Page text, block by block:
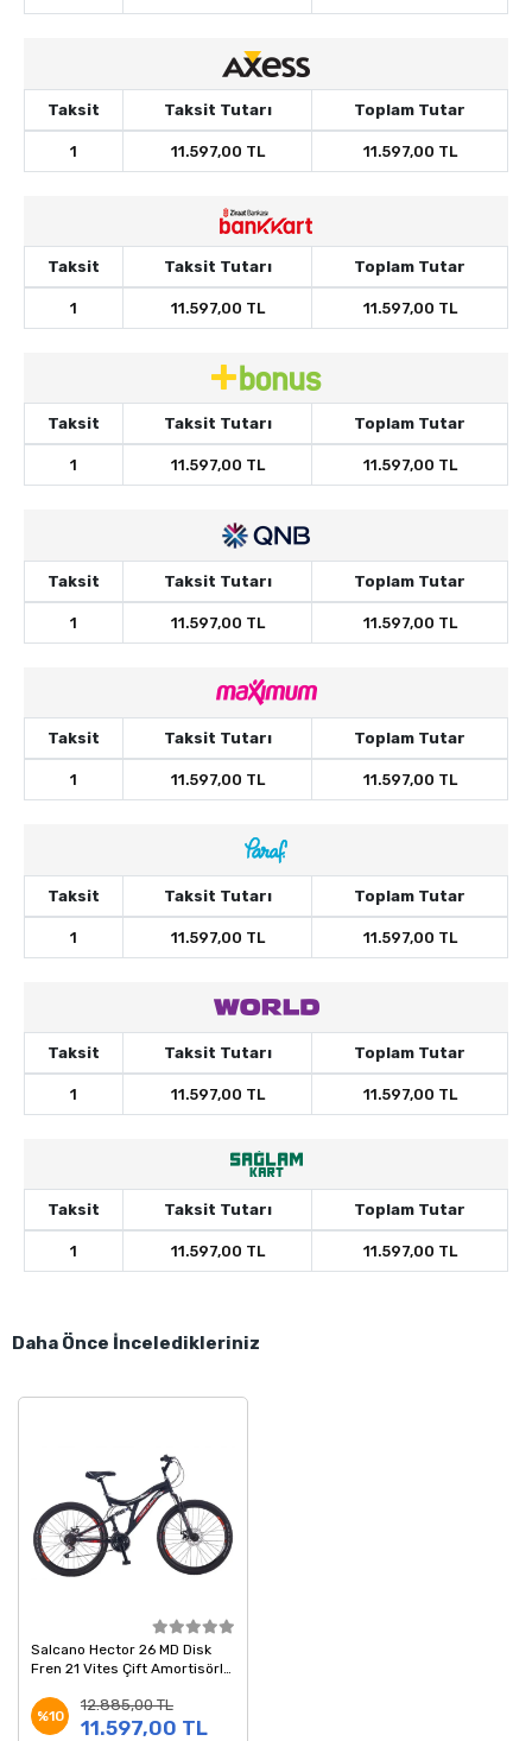
Taksit Taksit Tutarı Toplam Tutar
1 11.597,00 TL 11.597,00 TL
Taksit Taksit Tutarı Toplam Tutar
1 11.597,00 TL 11.597,00 TL
Taksit Taksit Tutarı Toplam Tutar
1 11.597,00 TL 11.597,00 TL
Taksit Taksit Tutarı Toplam Tutar
1 11.597,00 TL 11.597,00 TL
Taksit Taksit Tutarı Toplam Tutar
1 11.597,00 TL 11.597,00 TL
Taksit Taksit Tutarı Toplam Tutar
1 11.597,00 TL 11.597,00 TL
Taksit Taksit Tutarı Toplam Tutar
1 11.597,00 TL 11.597,00 TL
Taksit Taksit Tutarı Toplam Tutar
1 11.597,00 TL 11.597,00 TL
Daha Önce İnceledikleriniz
Salcano Hector 26 MD Disk
Fren 21 Vites Çift Amortisörlü
Kırmızı
%10
12.885,00 TL
11.597,00 TL